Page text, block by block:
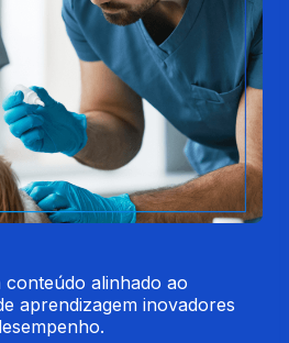
alinhado ao
aprendizagem inovadores